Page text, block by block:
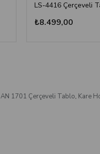
LS-4416 Çerçeveli
₺8.499,00
AN 1701 Çerçeveli Tablo, Kare